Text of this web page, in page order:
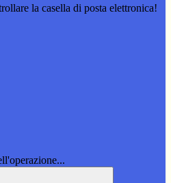
la casella di posta elettronica!